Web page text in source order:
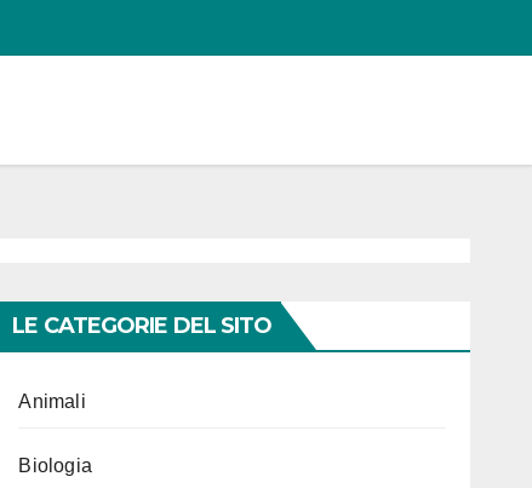
LE CATEGORIE DEL SITO
Animali
Biologia